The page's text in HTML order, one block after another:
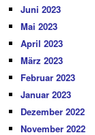
Juni 2023
Mai 2023
April 2023
März 2023
Februar 2023
Januar 2023
Dezember 2022
November 2022